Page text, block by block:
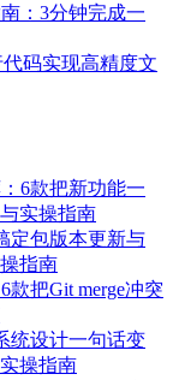
：3分钟完成一
代码实现高精度文
6款把新功能一
实操指南
定包版本更新与
指南
把Git merge冲突
统设计一句话变
操指南